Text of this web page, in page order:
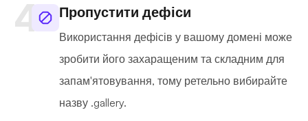
Пропустити дефіси
Використання дефісів у вашому домені може
зробити його захаращеним та складним для
запам'ятовування, тому ретельно вибирайте
назву .gallery.